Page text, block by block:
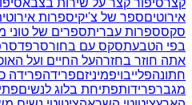
אירוטיםספר של צ'יקיספרות
סקסספרות עבריתספרים של טוני
בפי הטבעתסקס עם בחורסרפד
אתה חוזר בחזרהעל החיים ועל
חתונהפלייבויפמיניזםפרידהפרידה
מגברפרידותפתיחת בלוג לנשים